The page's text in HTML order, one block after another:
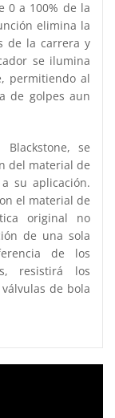
0 a 100% de la
elimina la
de la carrera y
se ilumina
permitiendo al
de golpes aun
se
del material de
su aplicación.
el material de
original no
de una sola
de los
resistirá los
de bola